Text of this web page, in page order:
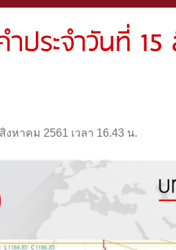
ำประจำวันที่
งหาคม 2561 เวลา 16.43 น.